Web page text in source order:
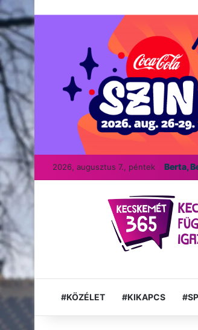
2026, augusztus 7., péntek Berta,
#KÖZÉLET #KIKAPCS